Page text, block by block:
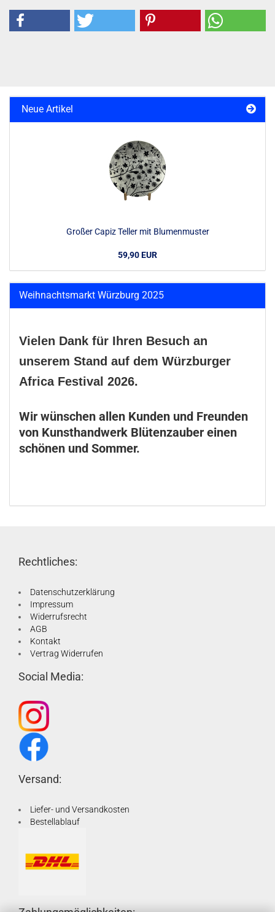
Neue Artikel
Großer Capiz Teller mit Blumenmuster
59,90 EUR
Weihnachtsmarkt Würzburg 2025
Vielen Dank für Ihren Besuch an
unserem Stand auf dem Würzburger
Africa Festival 2026.
Wir wünschen allen Kunden und Freunden
von Kunsthandwerk Blütenzauber einen
schönen und Sommer.
Rechtliches:
Datenschutzerklärung
Impressum
Widerrufsrecht
AGB
Kontakt
Vertrag Widerrufen
Social Media:
Versand:
Liefer- und Versandkosten
Bestellablauf